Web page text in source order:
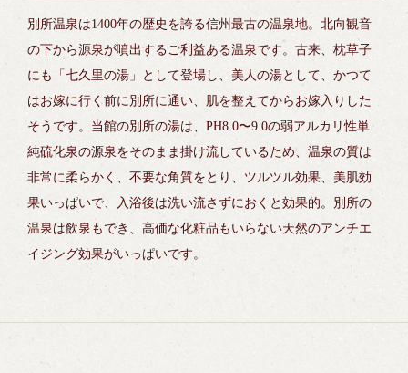
別所温泉は1400年の歴史を誇る信州最古の温泉地。北向観音
の下から源泉が噴出するご利益ある温泉です。古来、枕草子
にも「七久里の湯」として登場し、美人の湯として、かつて
はお嫁に行く前に別所に通い、肌を整えてからお嫁入りした
そうです。当館の別所の湯は、PH8.0〜9.0の弱アルカリ性単
純硫化泉の源泉をそのまま掛け流しているため、温泉の質は
非常に柔らかく、不要な角質をとり、ツルツル効果、美肌効
果いっぱいで、入浴後は洗い流さずにおくと効果的。別所の
温泉は飲泉もでき、高価な化粧品もいらない天然のアンチエ
イジング効果がいっぱいです。